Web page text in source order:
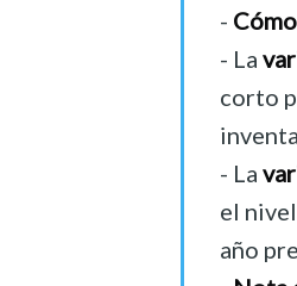
-
- La
corto
- La
el
año